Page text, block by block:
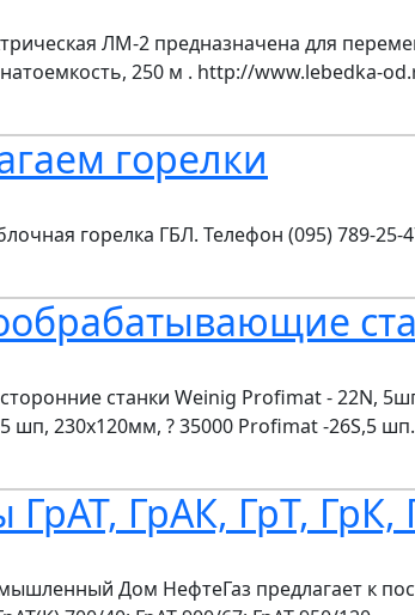
ЛМ-2 предназначена для
250 м . http://www.lebedka-
горелки
горелка ГБЛ. Телефон (095) 789-25-
станки Weinig Profimat - 22N,
шп, 230х120мм, ? 35000 Profimat -26S,5
ГрАТ, ГрАК, ГрТ, ГрК,
Дом НефтеГаз предлагает к